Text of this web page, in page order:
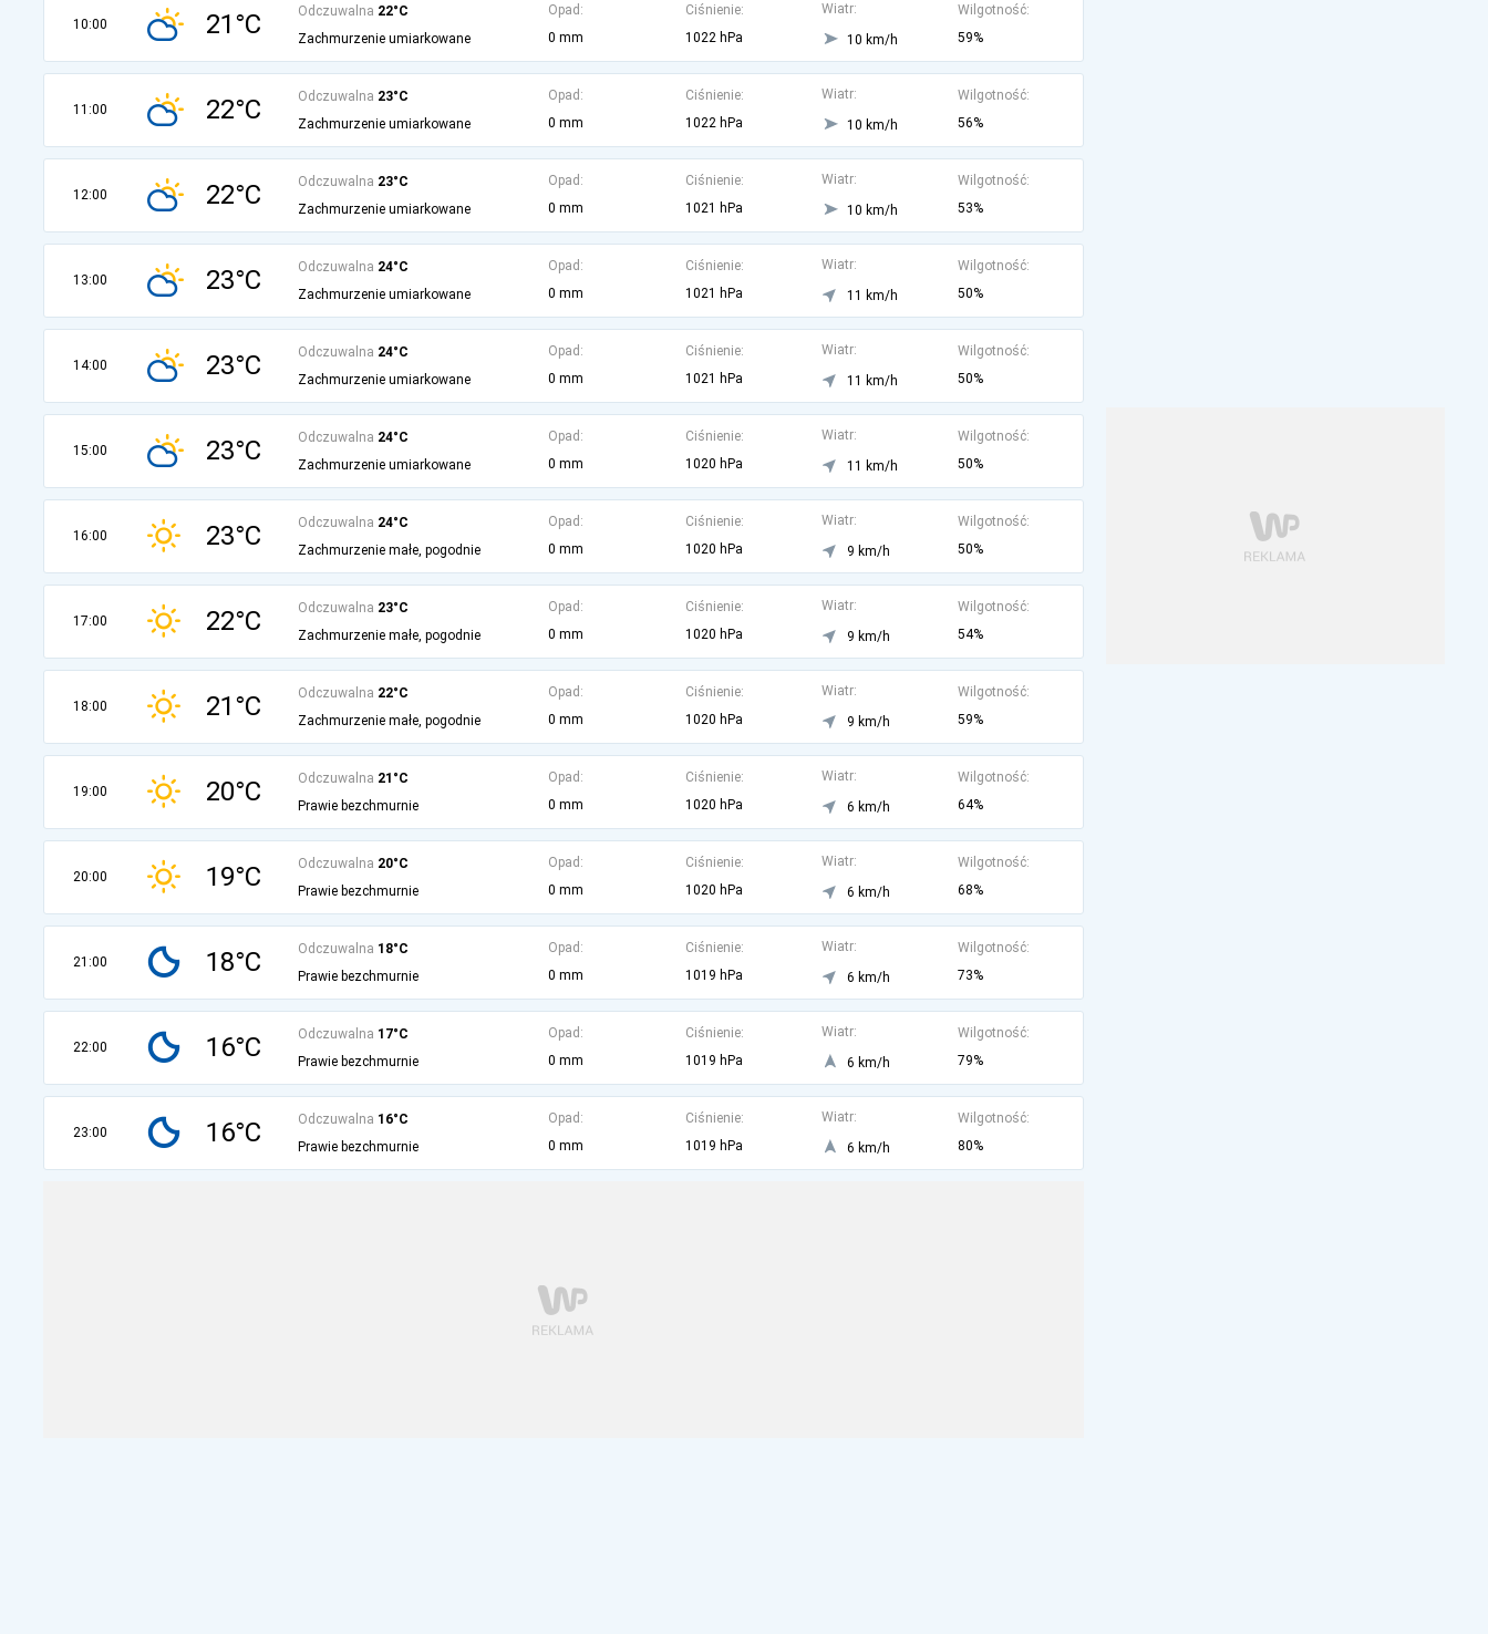
10:00 21°C Odczuwalna 22°C
Zachmurzenie umiarkowane
Opad:
0 mm
Ciśnienie:
1022 hPa
Wiatr:
10 km/h
Wilgotność:
59%
11:00 22°C Odczuwalna 23°C
Zachmurzenie umiarkowane
Opad:
0 mm
Ciśnienie:
1022 hPa
Wiatr:
10 km/h
Wilgotność:
56%
12:00 22°C Odczuwalna 23°C
Zachmurzenie umiarkowane
Opad:
0 mm
Ciśnienie:
1021 hPa
Wiatr:
10 km/h
Wilgotność:
53%
13:00 23°C Odczuwalna 24°C
Zachmurzenie umiarkowane
Opad:
0 mm
Ciśnienie:
1021 hPa
Wiatr:
11 km/h
Wilgotność:
50%
14:00 23°C Odczuwalna 24°C
Zachmurzenie umiarkowane
Opad:
0 mm
Ciśnienie:
1021 hPa
Wiatr:
11 km/h
Wilgotność:
50%
15:00 23°C Odczuwalna 24°C
Zachmurzenie umiarkowane
Opad:
0 mm
Ciśnienie:
1020 hPa
Wiatr:
11 km/h
Wilgotność:
50%
16:00 23°C Odczuwalna 24°C
Zachmurzenie małe, pogodnie
Opad:
0 mm
Ciśnienie:
1020 hPa
Wiatr:
9 km/h
Wilgotność:
50%
17:00 22°C Odczuwalna 23°C
Zachmurzenie małe, pogodnie
Opad:
0 mm
Ciśnienie:
1020 hPa
Wiatr:
9 km/h
Wilgotność:
54%
18:00 21°C Odczuwalna 22°C
Zachmurzenie małe, pogodnie
Opad:
0 mm
Ciśnienie:
1020 hPa
Wiatr:
9 km/h
Wilgotność:
59%
19:00 20°C Odczuwalna 21°C
Prawie bezchmurnie
Opad:
0 mm
Ciśnienie:
1020 hPa
Wiatr:
6 km/h
Wilgotność:
64%
20:00 19°C Odczuwalna 20°C
Prawie bezchmurnie
Opad:
0 mm
Ciśnienie:
1020 hPa
Wiatr:
6 km/h
Wilgotność:
68%
21:00 18°C Odczuwalna 18°C
Prawie bezchmurnie
Opad:
0 mm
Ciśnienie:
1019 hPa
Wiatr:
6 km/h
Wilgotność:
73%
22:00 16°C Odczuwalna 17°C
Prawie bezchmurnie
Opad:
0 mm
Ciśnienie:
1019 hPa
Wiatr:
6 km/h
Wilgotność:
79%
23:00 16°C Odczuwalna 16°C
Prawie bezchmurnie
Opad:
0 mm
Ciśnienie:
1019 hPa
Wiatr:
6 km/h
Wilgotność:
80%